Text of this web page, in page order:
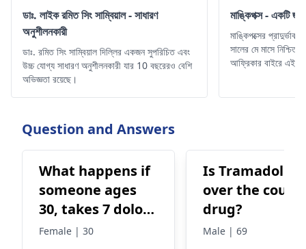
ডাঃ. লাইক রমিত সিং সাম্বিয়াল - সাধারণ
অনুশীলনকারী
ডাঃ. রমিত সিং সাম্বিয়াল দিল্লির একজন সুপরিচিত এবং
উচ্চ যোগ্য সাধারণ অনুশীলনকারী যার 10 বছরেরও বেশি
অভিজ্ঞতা রয়েছে।
মাঙ্কিপক্স - একটি
মাঙ্কিপক্সের
সালের মে মাসে নিশ্চিত
আফ্রিকার বাইরে এই
Question and Answers
What happens if
someone ages
30, takes 7 dolo
650 at a time?
Female | 30
Is Tramadol an
over the
drug?
Male | 69